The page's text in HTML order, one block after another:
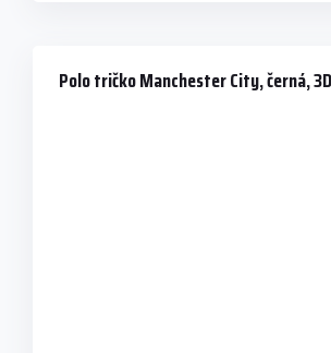
Polo tričko Manchester City, černá,